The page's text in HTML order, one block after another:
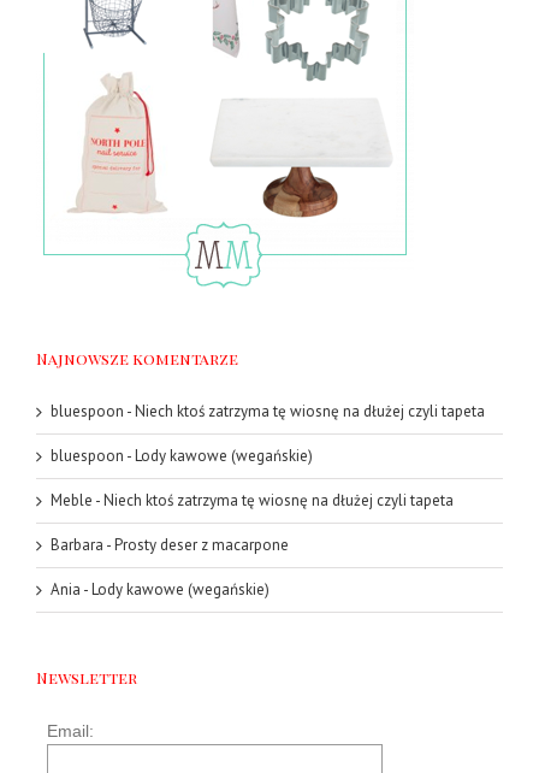
Najnowsze komentarze
bluespoon -Niech ktoś zatrzyma tę wiosnę na dłużej czyli tapeta
bluespoon -Lody kawowe (wegańskie)
Meble -Niech ktoś zatrzyma tę wiosnę na dłużej czyli tapeta
Barbara -Prosty deser z macarpone
Ania -Lody kawowe (wegańskie)
Newsletter
Email: